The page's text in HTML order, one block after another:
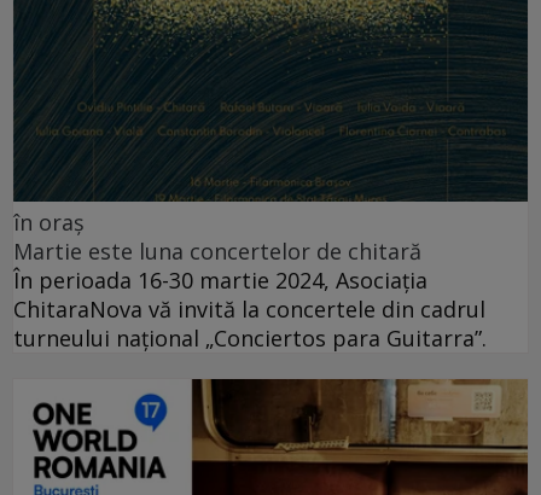
în oraș
Martie este luna concertelor de chitară
În perioada 16-30 martie 2024, Asociația
ChitaraNova vă invită la concertele din cadrul
turneului național „Conciertos para Guitarra”.